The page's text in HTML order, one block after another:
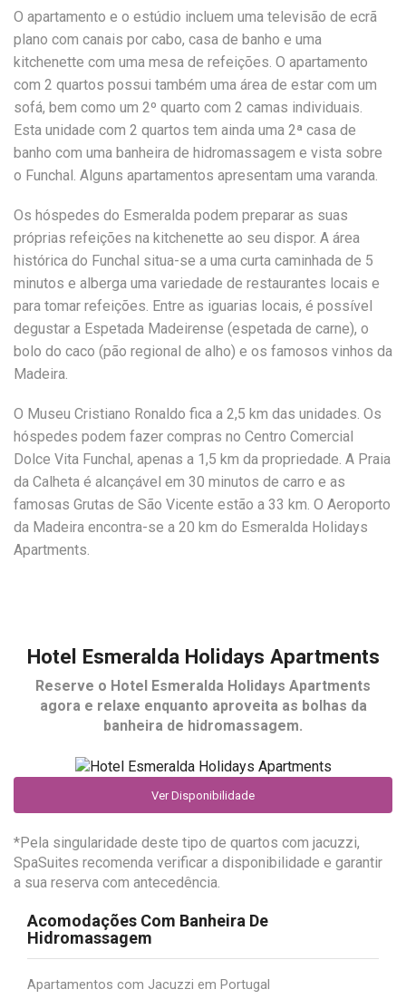
O apartamento e o estúdio incluem uma televisão de ecrã
plano com canais por cabo, casa de banho e uma
kitchenette com uma mesa de refeições. O apartamento
com 2 quartos possui também uma área de estar com um
sofá, bem como um 2º quarto com 2 camas individuais.
Esta unidade com 2 quartos tem ainda uma 2ª casa de
banho com uma banheira de hidromassagem e vista sobre
o Funchal. Alguns apartamentos apresentam uma varanda.
Os hóspedes do Esmeralda podem preparar as suas
próprias refeições na kitchenette ao seu dispor. A área
histórica do Funchal situa-se a uma curta caminhada de 5
minutos e alberga uma variedade de restaurantes locais e
para tomar refeições. Entre as iguarias locais, é possível
degustar a Espetada Madeirense (espetada de carne), o
bolo do caco (pão regional de alho) e os famosos vinhos da
Madeira.
O Museu Cristiano Ronaldo fica a 2,5 km das unidades. Os
hóspedes podem fazer compras no Centro Comercial
Dolce Vita Funchal, apenas a 1,5 km da propriedade. A Praia
da Calheta é alcançável em 30 minutos de carro e as
famosas Grutas de São Vicente estão a 33 km. O Aeroporto
da Madeira encontra-se a 20 km do Esmeralda Holidays
Apartments.
Hotel Esmeralda Holidays Apartments
Reserve o Hotel Esmeralda Holidays Apartments
agora e relaxe enquanto aproveita as bolhas da
banheira de hidromassagem.
Ver Disponibilidade
*Pela singularidade deste tipo de quartos com jacuzzi,
SpaSuites recomenda verificar a disponibilidade e garantir
a sua reserva com antecedência.
Acomodações Com Banheira De
Hidromassagem
Apartamentos com Jacuzzi em Portugal